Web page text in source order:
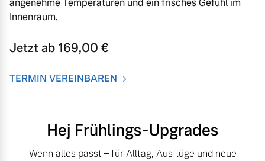
angenehme Temperaturen und ein frisches Gefühl im
Innenraum.
Jetzt ab 169,00 €
TERMIN VEREINBAREN
Hej Frühlings-Upgrades
Wenn alles passt – für Alltag, Ausflüge und neue